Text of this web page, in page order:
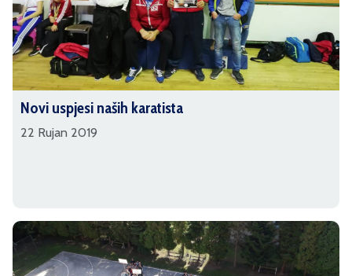
Novi uspjesi naših karatista
22 Rujan 2019